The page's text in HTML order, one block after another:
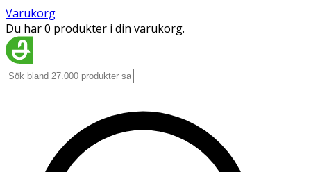
Varukorg
Du har 0 produkter i din varukorg.